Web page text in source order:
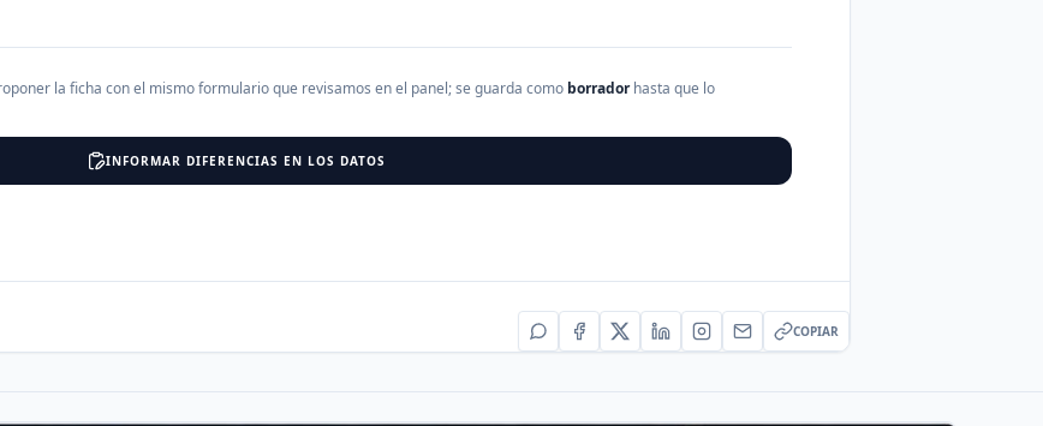
la ficha con el mismo formulario que revisamos en el panel; se guarda como borradorhasta que lo
INFORMAR DIFERENCIAS EN LOS DATOS
COPIAR